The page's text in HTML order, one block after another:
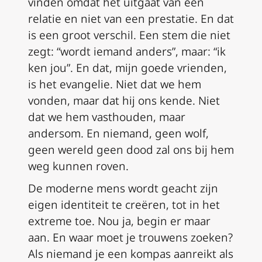
relatie en niet van een prestatie. En dat
is een groot verschil. Een stem die niet
zegt: “wordt iemand anders”, maar: “ik
ken jou”. En dat, mijn goede vrienden,
is het evangelie. Niet dat we hem
vonden, maar dat hij ons kende. Niet
dat we hem vasthouden, maar
andersom. En niemand, geen wolf,
geen wereld geen dood zal ons bij hem
weg kunnen roven.
De moderne mens wordt geacht zijn
eigen identiteit te creëren, tot in het
extreme toe. Nou ja, begin er maar
aan. En waar moet je trouwens zoeken?
Als niemand je een kompas aanreikt als